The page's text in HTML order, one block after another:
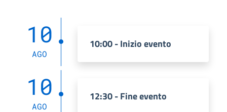
10
AGO
10:00 - Inizio evento
10
AGO
12:30 - Fine evento